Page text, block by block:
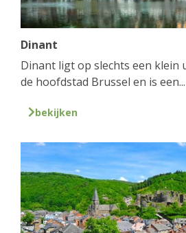
Dinant
Dinant ligt op slechts een klein
de hoofdstad Brussel en is een...
bekijken